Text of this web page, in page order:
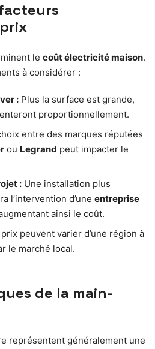
le coût électricité maison.
à considérer :
: Plus la surface est grande,
proportionnellement.
entre des marques réputées
ou Legrand peut impacter le
: Une installation plus
l’intervention d’une entreprise
ainsi le coût.
peuvent varier d’une région à
le marché local.
de la main-
représentent généralement une